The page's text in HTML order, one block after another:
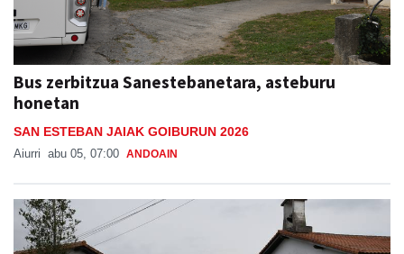
Bus zerbitzua Sanestebanetara, asteburu
honetan
SAN ESTEBAN JAIAK GOIBURUN 2026
Aiurri abu 05, 07:00 ANDOAIN